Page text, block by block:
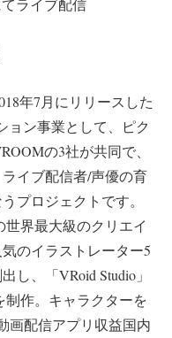
ライブ配信
年7月にリリースした
ョン事業として、ピク
の3社が共同で、
イブ配信者/声優の育
プロジェクトです。
界最大級のクリエイ
のイラストレーター5
し、「VRoid Studio」
制作。キャラクターを
画配信アプリ収益国内